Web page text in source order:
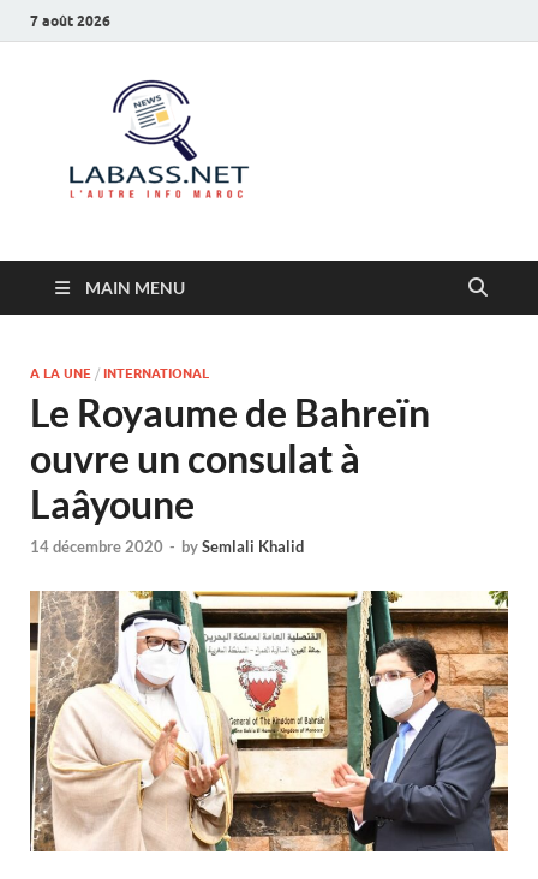
7 août 2026
MAIN MENU
A LA UNE / INTERNATIONAL
Le Royaume de Bahreïn
ouvre un consulat à
Laâyoune
14 décembre 2020 - bySemlali Khalid